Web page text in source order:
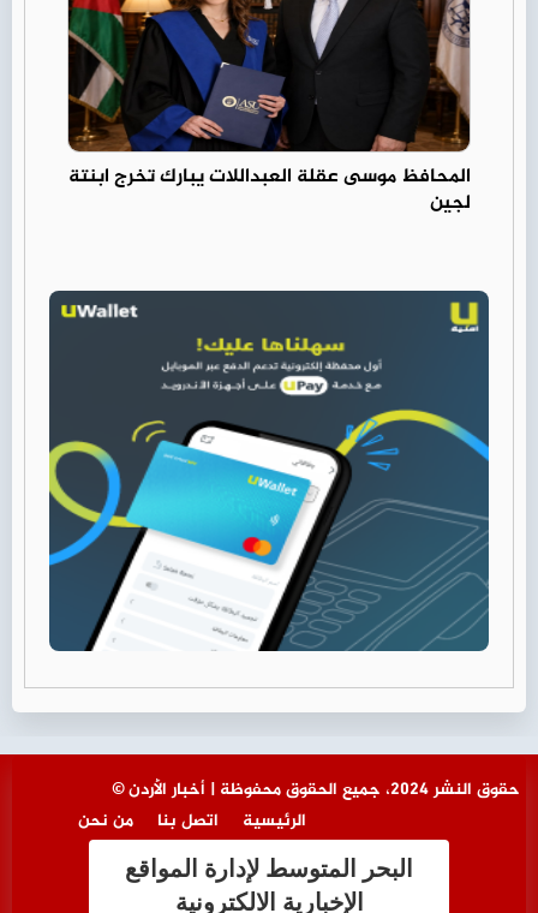
المحافظ موسى عقلة العبداللات يبارك تخرج ابنتة
لجين
© حقوق النشر 2024، جميع الحقوق محفوظة | أخبار الأردن
من نحن
اتصل بنا الرئيسية
البحر المتوسط لإدارة المواقع
الإخبارية الالكترونية